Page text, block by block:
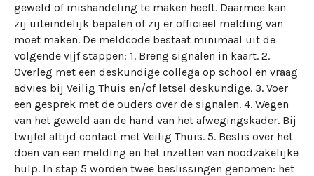
geweld of mishandeling te maken heeft. Daarmee kan
zij uiteindelijk bepalen of zij er officieel melding van
moet maken. De meldcode bestaat minimaal uit de
volgende vijf stappen: 1. Breng signalen in kaart. 2.
Overleg met een deskundige collega op school en vraag
advies bij Veilig Thuis en/of letsel deskundige. 3. Voer
een gesprek met de ouders over de signalen. 4. Wegen
van het geweld aan de hand van het afwegingskader. Bij
twijfel altijd contact met Veilig Thuis. 5. Beslis over het
doen van een melding en het inzetten van noodzakelijke
hulp. In stap 5 worden twee beslissingen genomen: het